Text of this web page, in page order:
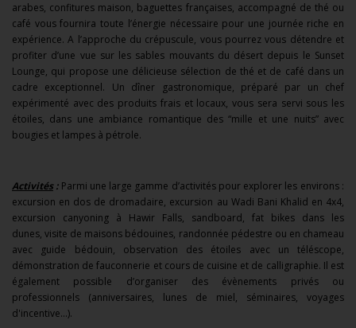
arabes, confitures maison, baguettes françaises, accompagné de thé ou
café vous fournira toute l’énergie nécessaire pour une journée riche en
expérience. A l’approche du crépuscule, vous pourrez vous détendre et
profiter d’une vue sur les sables mouvants du désert depuis le Sunset
Lounge, qui propose une délicieuse sélection de thé et de café dans un
cadre exceptionnel. Un dîner gastronomique, préparé par un chef
expérimenté avec des produits frais et locaux, vous sera servi sous les
étoiles, dans une ambiance romantique des “mille et une nuits” avec
bougies et lampes à pétrole.
Activités:Parmi une large gamme d’activités pour explorer les environs :
excursion en dos de dromadaire, excursion au Wadi Bani Khalid en 4x4,
excursion canyoning à Hawir Falls, sandboard, fat bikes dans les
dunes, visite de maisons bédouines, randonnée pédestre ou en chameau
avec guide bédouin, observation des étoiles avec un téléscope,
démonstration de fauconnerie et cours de cuisine et de calligraphie. Il est
également possible d’organiser des évènements privés ou
professionnels (anniversaires, lunes de miel, séminaires, voyages
d'incentive...).